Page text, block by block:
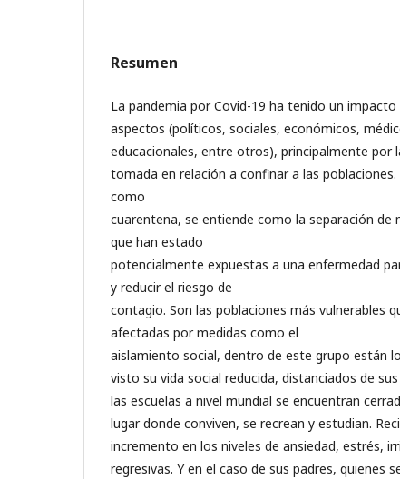
Resumen
La pandemia por Covid-19 ha tenido un
aspectos (políticos, sociales, económicos,
educacionales, entre otros), principalmente por
tomada en relación a confinar a las
como
cuarentena, se entiende como la separación de
que han estado
potencialmente expuestas a una enfermedad
y reducir el riesgo de
contagio. Son las poblaciones más vulnerables
afectadas por medidas como el
aislamiento social, dentro de este grupo están
visto su vida social reducida, distanciados de
las escuelas a nivel mundial se encuentran
lugar donde conviven, se recrean y estudian.
incremento en los niveles de ansiedad, estrés,
regresivas. Y en el caso de sus padres, quienes